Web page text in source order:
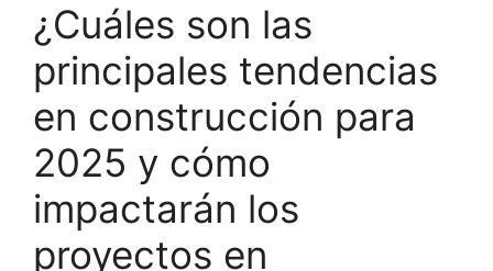
¿Cuáles son las
principales tendencias
en construcción para
2025 y cómo
impactarán los
proyectos en